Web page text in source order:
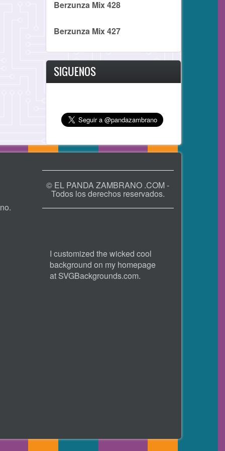
Berzunza Mix 428
Berzunza Mix 427
SIGUENOS
© EL PANDA ZAMBRANO .COM -
Todos los derechos reservados.
I customized the wicked cool
background on my homepage
at SVGBackgrounds.com.